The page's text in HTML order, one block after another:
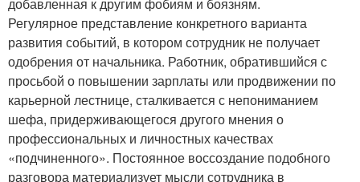
Регулярное представление конкретного варианта
развития событий, в котором сотрудник не получает
одобрения от начальника. Работник, обратившийся с
просьбой о повышении зарплаты или продвижении по
карьерной лестнице, сталкивается с непониманием
шефа, придерживающегося другого мнения о
профессиональных и личностных качествах
«подчиненного». Постоянное воссоздание подобного
разговора материализует мысли сотрудника в